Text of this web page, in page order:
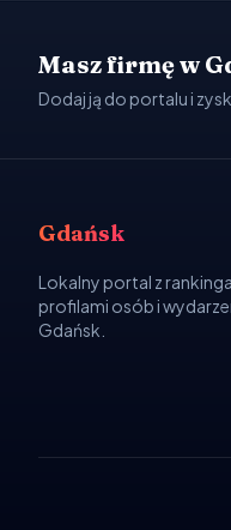
Masz firmę w
Dodaj ją do portalu i
Gdańsk
Lokalny portal z
profilami osób i
Gdańsk.